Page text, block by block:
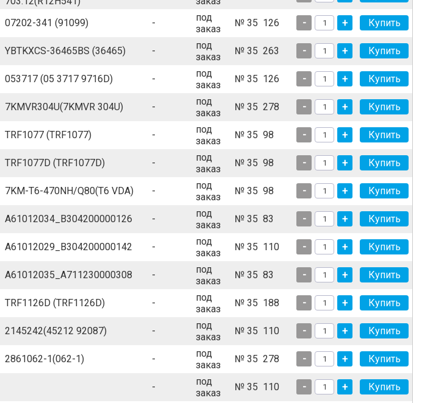
07202-341 (91099) -
под
заказ
№ 35 126 - +
YBTKXCS-36465BS (36465) -
под
заказ
№ 35 263 - +
053717 (05 3717 9716D) -
под
заказ
№ 35 126 - +
7KMVR304U(7KMVR 304U) -
под
заказ
№ 35 278 - +
TRF1077 (TRF1077) -
под
заказ
№ 35 98 - +
TRF1077D (TRF1077D) -
под
заказ
№ 35 98 - +
7KM-T6-470NH/Q80(T6 VDA) -
под
заказ
№ 35 98 - +
A61012034_B304200000126 -
под
заказ
№ 35 83 - +
A61012029_B304200000142 -
под
заказ
№ 35 110 - +
A61012035_A711230000308 -
под
заказ
№ 35 83 - +
TRF1126D (TRF1126D) -
под
заказ
№ 35 188 - +
2145242(45212 92087) -
под
заказ
№ 35 110 - +
2861062-1(062-1) -
под
заказ
№ 35 278 - +
-
под
заказ
№ 35 110 - +